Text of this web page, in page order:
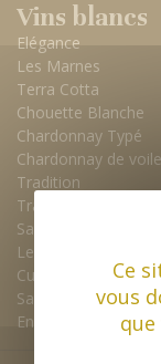
Vins blancs
Elégance
Les Marnes
Terra Cotta
Chouette Blanche
Chardonnay Typé
Chardonnay de voile
Tradition
Tradition Magnum
Savagnin
Le 54
Cuvée du XXeme
Sa t'y va?
En grain
Ce
vous